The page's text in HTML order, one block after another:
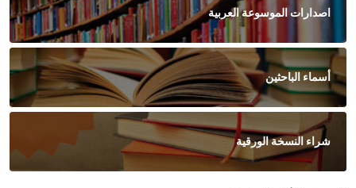
اصدارات الموسوعة العربية
أسماء الباحثين
شراء النسخة الورقية